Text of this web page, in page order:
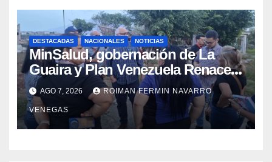
DESTACADAS NACIONALES NOTICIAS
MinSalud, gobernación de La
Guaira y Plan Venezuela Renace
iniciaron la rehabilitación integral
del Centro Psicofamiliar El Niño y
el Mar
AGO 7, 2026 ROIMAN FERMIN NAVARRO
VENEGAS